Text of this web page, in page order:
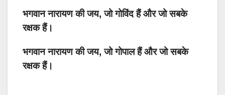
भगवान नारायण की जय, जो गोविंद हैं और जो सबके
रक्षक हैं।
भगवान नारायण की जय, जो गोपाल हैं और जो सबके
रक्षक हैं।